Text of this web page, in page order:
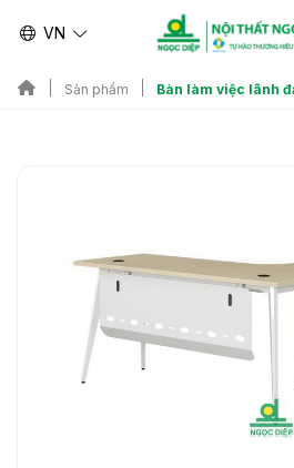
VN
Sản phẩm Bàn làm việc lãnh